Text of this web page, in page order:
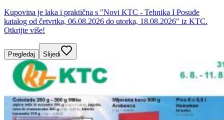
Kupovina je laka i praktična s "Novi KTC - Tehnika I Posuđe
katalog od četvrtka, 06.08.2026 do utorka, 18.08.2026" iz KTC.
Otkrijte više!
Pregledaj Slijedi